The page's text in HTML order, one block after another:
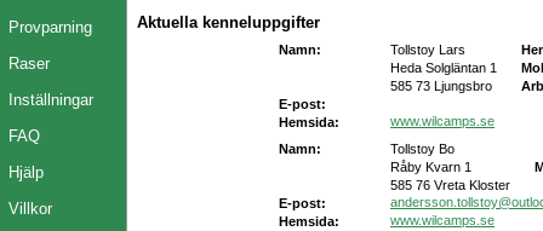
Provparning
Raser
Inställningar
FAQ
Hjälp
Villkor
Aktuella kenneluppgifter
Namn: Tollstoy Lars
Heda Solgläntan 1
585 73 Ljungsbro
E-post:
Hemsida:
www.wilcamps.se
Namn:
Tollstoy Bo
Råby Kvarn 1
585 76 Vreta Kloster
E-post:
Hemsida:
www.wilcamps.se